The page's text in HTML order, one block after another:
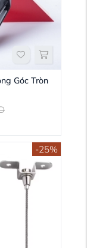
Góc Tròn
-25%